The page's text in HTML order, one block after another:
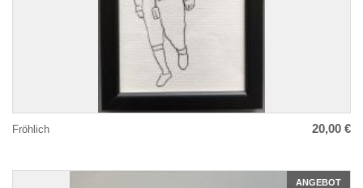
Fröhlich 20,00 €
ANGEBOT